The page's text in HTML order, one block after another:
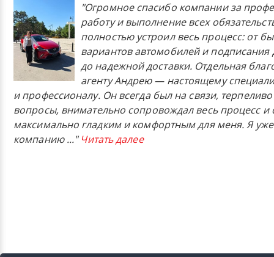
"Огромное спасибо компании за
работу и выполнение всех
полностью устроил весь процесс: от
вариантов автомобилей и подписания
до надежной доставки. Отдельная
агенту Андрею — настоящему
и профессионалу. Он всегда был на связи,
вопросы, внимательно сопровождал весь процесс и
максимально гладким и комфортным для меня. Я
компанию..." Читать далее